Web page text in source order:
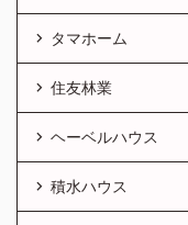
タマホーム
住友林業
ヘーベルハウス
積水ハウス